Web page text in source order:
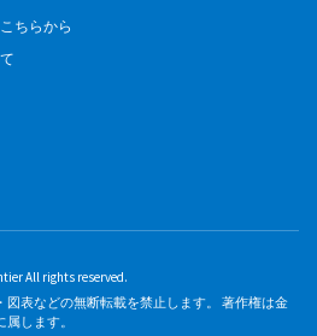
ちらから
All rights reserved.
表などの無断転載を禁止します。 著作権は金
します。